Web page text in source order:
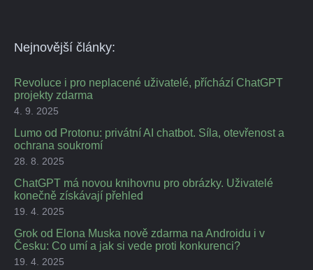
Nejnovější články:
Revoluce i pro neplacené uživatelé, příchází ChatGPT
projekty zdarma
4. 9. 2025
Lumo od Protonu: privátní AI chatbot. Síla, otevřenost a
ochrana soukromí
28. 8. 2025
ChatGPT má novou knihovnu pro obrázky. Uživatelé
konečně získávají přehled
19. 4. 2025
Grok od Elona Muska nově zdarma na Androidu i v
Česku: Co umí a jak si vede proti konkurenci?
19. 4. 2025